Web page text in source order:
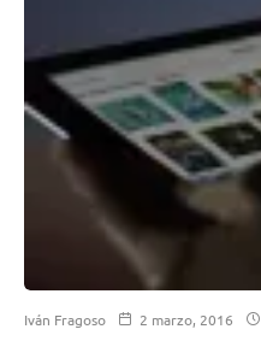
Iván Fragoso 2 marzo, 2016